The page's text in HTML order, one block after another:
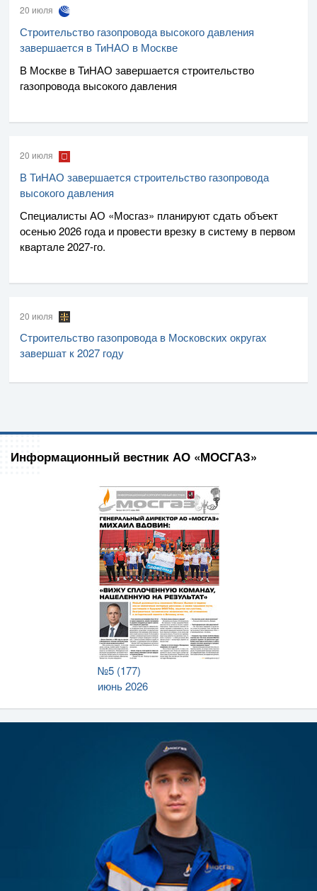
20 июля
Строительство газопровода высокого давления
завершается в ТиНАО в Москве
В Москве в ТиНАО завершается строительство
газопровода высокого давления
20 июля
В ТиНАО завершается строительство газопровода
высокого давления
Специалисты АО «Мосгаз» планируют сдать объект
осенью 2026 года и провести врезку в систему в первом
квартале2027-го.
20 июля
Строительство газопровода в Московских округах
завершат к 2027 году
Информационный вестник АО «МОСГАЗ»
№5 (177)
июнь 2026